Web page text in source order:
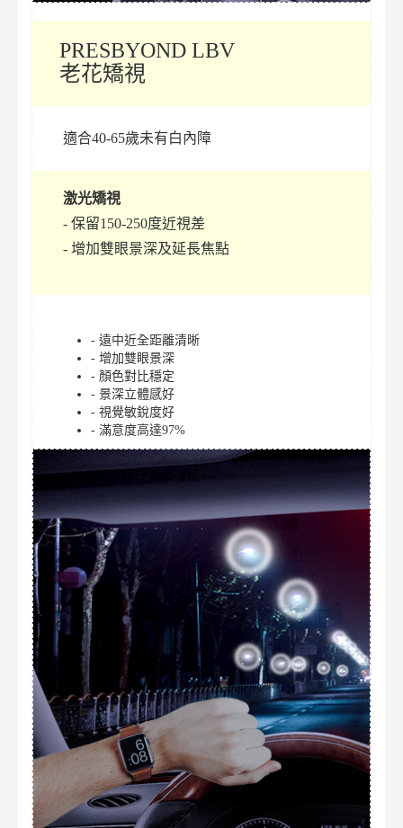
PRESBYOND LBV
老花矯視
適合40-65歲未有白內障
激光矯視
- 保留150-250度近視差
- 增加雙眼景深及延長焦點
- 遠中近全距離清晰
- 增加雙眼景深
- 顏色對比穩定
- 景深立體感好
- 視覺敏銳度好
- 滿意度高達97%